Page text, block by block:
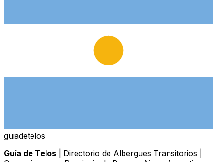
guiadetelos
Guía de Telos | Directorio de Albergues Transitorios |